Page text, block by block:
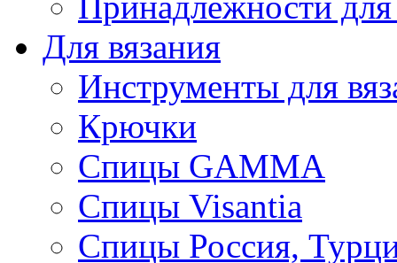
Для вязания
Инструменты для
Крючки
Спицы GAMMA
Спицы Visantia
Спицы Россия,